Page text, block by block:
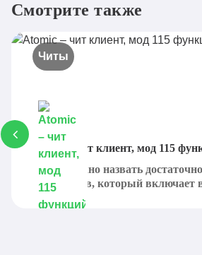
Смотрите также
Читы
Atomic – чит клиент, мод 115
Atomic можно назвать
для читеров, который включает